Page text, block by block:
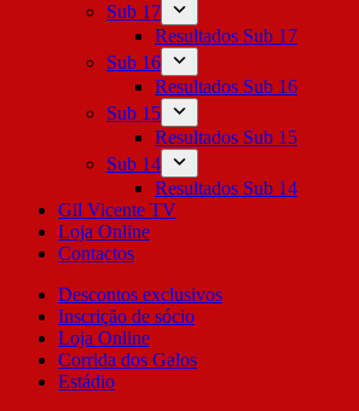
Sub 17
Resultados Sub 17
Sub 16
Resultados Sub 16
Sub 15
Resultados Sub 15
Sub 14
Resultados Sub 14
Gil Vicente TV
Loja Online
Contactos
Descontos exclusivos
Inscrição de sócio
Loja Online
Corrida dos Galos
Estádio